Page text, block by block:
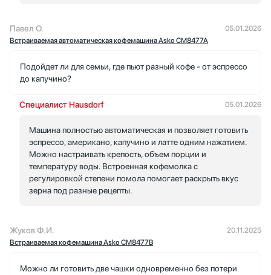
Павел О.
Встраиваемая автоматическая кофемашина Asko CM8477A
05.01.2026
Подойдет ли для семьи, где пьют разный кофе - от эспрессо
до капучино?
Специалист Hausdorf 05.01.2026
Машина полностью автоматическая и позволяет готовить
эспрессо, американо, капучино и латте одним нажатием.
Можно настраивать крепость, объем порции и
температуру воды. Встроенная кофемолка с
регулировкой степени помола помогает раскрыть вкус
зерна под разные рецепты.
Жуков Ф.И.
Встраиваемая кофемашина Asko CM8477B
20.11.2025
Можно ли готовить две чашки одновременно без потери